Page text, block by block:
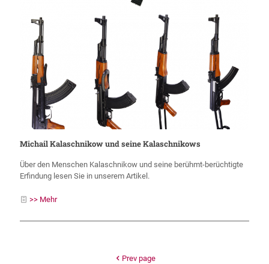
Michail Kalaschnikow und seine Kalaschnikows
Über den Menschen Kalaschnikow und seine berühmt-berüchtigte
Erfindung lesen Sie in unserem Artikel.
>> Mehr
Prev page